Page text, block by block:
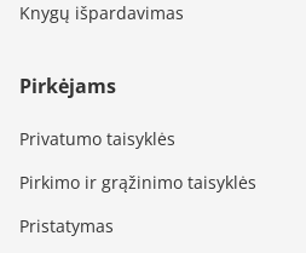
Knygų išpardavimas
Pirkėjams
Privatumo taisyklės
Pirkimo ir grąžinimo taisyklės
Pristatymas